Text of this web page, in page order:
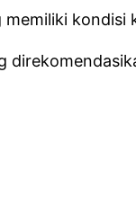
kondisi